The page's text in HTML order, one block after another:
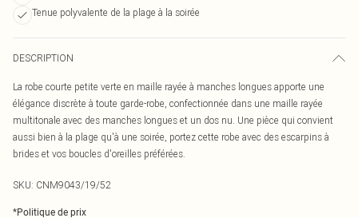
Tenue polyvalente de la plage à la soirée
DESCRIPTION
La robe courte petite verte en maille rayée à manches longues apporte une
élégance discrète à toute garde-robe, confectionnée dans une maille rayée
multitonale avec des manches longues et un dos nu. Une pièce qui convient
aussi bien à la plage qu'à une soirée, portez cette robe avec des escarpins à
brides et vos boucles d'oreilles préférées.
SKU: CNM9043/19/52
*Politique de prix